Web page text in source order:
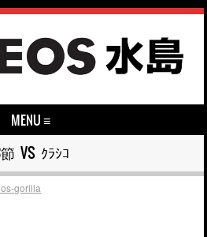
MENU ≡
VS ｸﾗｼｺ
gorilla